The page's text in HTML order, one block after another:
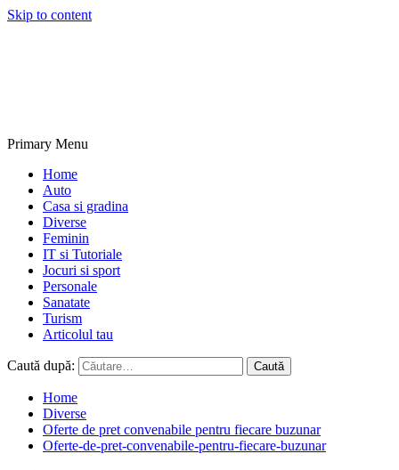
Skip to content
Primary Menu
Home
Auto
Casa si gradina
Diverse
Feminin
IT si Tutoriale
Jocuri si sport
Personale
Sanatate
Turism
Articolul tau
Caută după:
Home
Diverse
Oferte de pret convenabile pentru fiecare buzunar
Oferte-de-pret-convenabile-pentru-fiecare-buzunar